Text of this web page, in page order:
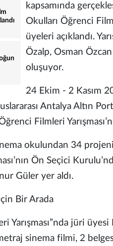
kapsamında
Okulları Öğrenci
üyeleri açıklandı.
Özalp, Osman
oluşuyor.
24 Ekim - 2 Kasım
Antalya Altın
Filmleri
okulundan 34
Ön Seçici
Güler yer aldı.
Bir Arada
Yarışması”nda jüri
sinema filmi, 2